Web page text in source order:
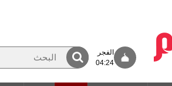
الفجر
04:24